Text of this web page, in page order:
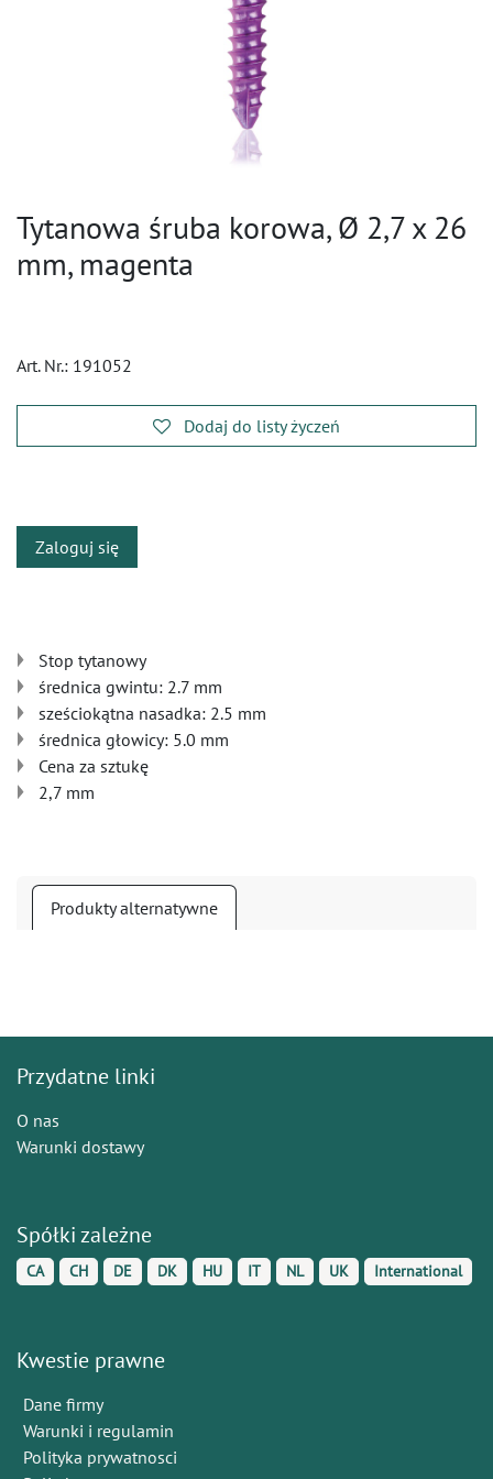
Tytanowa śruba korowa, Ø 2,7 x 26
mm, magenta
Art. Nr.: 191052
Dodaj do listy życzeń
Zaloguj się
Stop tytanowy
średnica gwintu: 2.7 mm
sześciokątna nasadka: 2.5 mm
średnica głowicy: 5.0 mm
Cena za sztukę
2,7 mm
Produkty alternatywne
Przydatne linki
O nas
Warunki dostawy
Spółki zależne
CA CH DE DK HU IT NL UK International
Kwestie prawne
Dane firmy
Warunki i regulamin
Polityka prywatnosci